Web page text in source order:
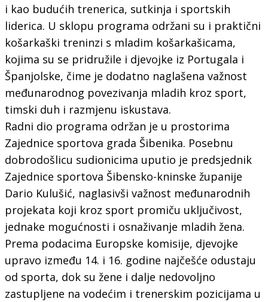
i kao budućih trenerica, sutkinja i sportskih
liderica. U sklopu programa održani su i praktični
košarkaški treninzi s mladim košarkašicama,
kojima su se pridružile i djevojke iz Portugala i
Španjolske, čime je dodatno naglašena važnost
međunarodnog povezivanja mladih kroz sport,
timski duh i razmjenu iskustava.
Radni dio programa održan je u prostorima
Zajednice sportova grada Šibenika. Posebnu
dobrodošlicu sudionicima uputio je predsjednik
Zajednice sportova Šibensko-kninske županije
Dario Kulušić, naglasivši važnost međunarodnih
projekata koji kroz sport promiču uključivost,
jednake mogućnosti i osnaživanje mladih žena.
Prema podacima Europske komisije, djevojke
upravo između 14. i 16. godine najčešće odustaju
od sporta, dok su žene i dalje nedovoljno
zastupljene na vodećim i trenerskim pozicijama u